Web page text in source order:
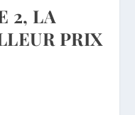
2, LA
PRIX